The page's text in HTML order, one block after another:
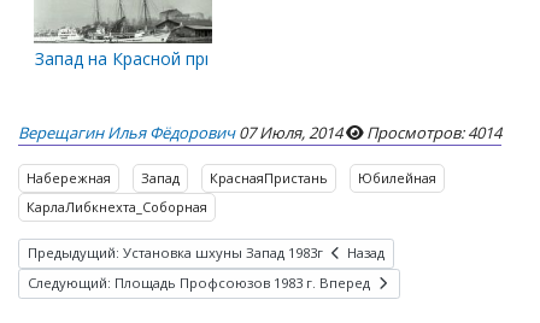
Запад на Красной пристани
Верещагин Илья Фёдорович 07 Июля, 2014 Просмотров: 4014
Набережная Запад КраснаяПристань
Юбилейная
КарлаЛибкнехта_Соборная
Предыдущий: Установка шхуны Запад 1983г
Назад
Следующий: Площадь Профсоюзов 1983 г. Вперед